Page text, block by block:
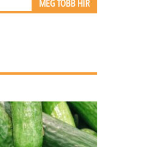
MÉG TÖBB HÍR